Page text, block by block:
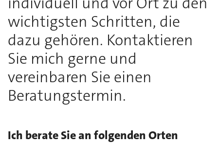
wichtigsten Schritten, die
dazu gehören. Kontaktieren
Sie mich gerne und
vereinbaren Sie einen
Beratungstermin.
Ich berate Sie an folgenden Orten